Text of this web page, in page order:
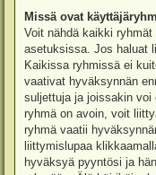
Missä ovat
Voit nähdä kaikki ryhmät
asetuksissa. Jos haluat
Kaikissa ryhmissä ei
vaativat hyväksynnän
suljettuja ja joissakin voi
ryhmä on avoin, voit
ryhmä vaatii
liittymislupaa
hyväksyä pyyntösi ja